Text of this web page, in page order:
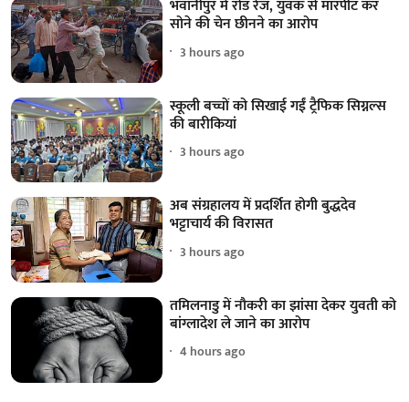
भवानीपुर में रोड रेज, युवक से मारपीट कर
सोने की चेन छीनने का आरोप
3 hours ago
स्कूली बच्चों को सिखाई गईं ट्रैफिक सिग्नल्स
की बारीकियां
3 hours ago
अब संग्रहालय में प्रदर्शित होगी बुद्धदेव
भट्टाचार्य की विरासत
3 hours ago
तमिलनाडु में नौकरी का झांसा देकर युवती को
बांग्लादेश ले जाने का आरोप
4 hours ago